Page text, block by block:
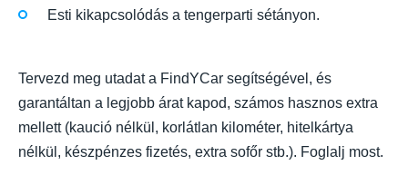
Esti kikapcsolódás a tengerparti sétányon.
Tervezd meg utadat a FindYCar segítségével, és
garantáltan a legjobb árat kapod, számos hasznos extra
mellett (kaució nélkül, korlátlan kilométer, hitelkártya
nélkül, készpénzes fizetés, extra sofőr stb.). Foglalj most.